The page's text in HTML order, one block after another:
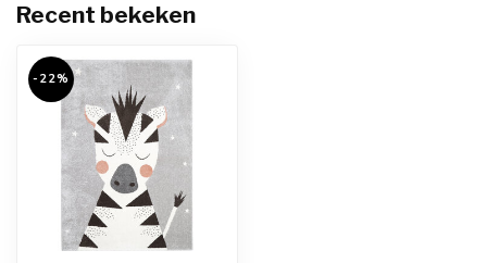
Recent bekeken
-22%